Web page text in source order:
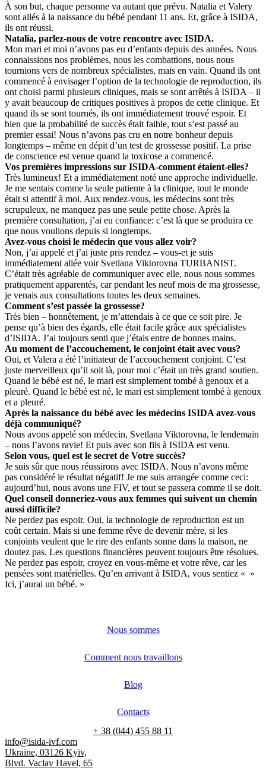
À son but, chaque personne va autant que prévu. Natalia et Valery
sont allés à la naissance du bébé pendant 11 ans. Et, grâce à ISIDA,
ils ont réussi.
Natalia, parlez-nous de votre rencontre avec ISIDA.
Mon mari et moi n’avons pas eu d’enfants depuis des années. Nous
connaissions nos problèmes, nous les combattions, nous nous
tournions vers de nombreux spécialistes, mais en vain. Quand ils ont
commencé à envisager l’option de la technologie de reproduction, ils
ont choisi parmi plusieurs cliniques, mais se sont arrêtés à ISIDA – il
y avait beaucoup de critiques positives à propos de cette clinique. Et
quand ils se sont tournés, ils ont immédiatement trouvé espoir. Et
bien que la probabilité de succès était faible, tout s’est passé au
premier essai! Nous n’avons pas cru en notre bonheur depuis
longtemps – même en dépit d’un test de grossesse positif. La prise
de conscience est venue quand la toxicose a commencé.
Vos premières impressions sur ISIDA-comment étaient-elles?
Très lumineux! Et a immédiatement noté une approche individuelle.
Je me sentais comme la seule patiente à la clinique, tout le monde
était si attentif à moi. Aux rendez-vous, les médecins sont très
scrupuleux, ne manquez pas une seule petite chose. Après la
première consultation, j’ai eu confiance: c’est là que se produira ce
que nous voulions depuis si longtemps.
Avez-vous choisi le médecin que vous allez voir?
Non, j’ai appelé et j’ai juste pris rendez – vous-et je suis
immédiatement allée voir Svetlana Viktorovna TURBANIST.
C’était très agréable de communiquer avec elle, nous nous sommes
pratiquement apparentés, car pendant les neuf mois de ma grossesse,
je venais aux consultations toutes les deux semaines.
Comment s’est passée la grossesse?
Très bien – honnêtement, je m’attendais à ce que ce soit pire. Je
pense qu’à bien des égards, elle était facile grâce aux spécialistes
d’ISIDA. J’ai toujours senti que j’étais entre de bonnes mains.
Au moment de l’accouchement, le conjoint était avec vous?
Oui, et Valera a été l’initiateur de l’accouchement conjoint. C’est
juste merveilleux qu’il soit là, pour moi c’était un très grand soutien.
Quand le bébé est né, le mari est simplement tombé à genoux et a
pleuré. Quand le bébé est né, le mari est simplement tombé à genoux
et a pleuré.
Après la naissance du bébé avec les médecins ISIDA avez-vous
déjà communiqué?
Nous avons appelé son médecin, Svetlana Viktorovna, le lendemain
– nous l’avons ravie! Et puis avec son fils à ISIDA est venu.
Selon vous, quel est le secret de Votre succès?
Je suis sûr que nous réussirons avec ISIDA. Nous n’avons même
pas considéré le résultat négatif! Je me suis arrangée comme ceci:
aujourd’hui, nous avons une FIV, et tout se passera comme il se doit.
Quel conseil donneriez-vous aux femmes qui suivent un chemin
aussi difficile?
Ne perdez pas espoir. Oui, la technologie de reproduction est un
coût certain. Mais si une femme rêve de devenir mère, si les
conjoints veulent que le rire des enfants sonne dans la maison, ne
doutez pas. Les questions financières peuvent toujours être résolues.
Ne perdez pas espoir, croyez en vous-même et votre rêve, car les
pensées sont matérielles. Qu’en arrivant à ISIDA, vous sentiez « »
Ici, j’aurai un bébé. »
Nous sommes
Comment nous travaillons
Blog
Contacts
+ 38 (044) 455 88 11
info@isida-ivf.com
Ukraine, 03126 Kyiv,
Blvd. Vaclav Havel, 65